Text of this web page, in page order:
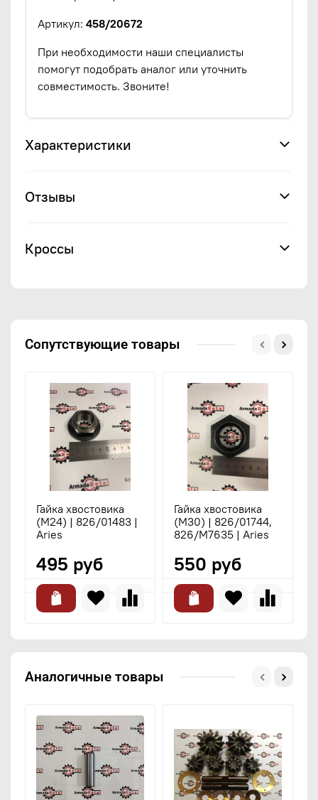
Артикул: 458/20672
При необходимости наши специалисты
помогут подобрать аналог или уточнить
совместимость. Звоните!
Характеристики
Отзывы
Кроссы
Сопутствующие товары
Гайка хвостовика
(M24) | 826/01483 |
Aries
495 руб
Гайка хвостовика
(М30) | 826/01744,
826/M7635 | Aries
550 руб
Аналогичные товары